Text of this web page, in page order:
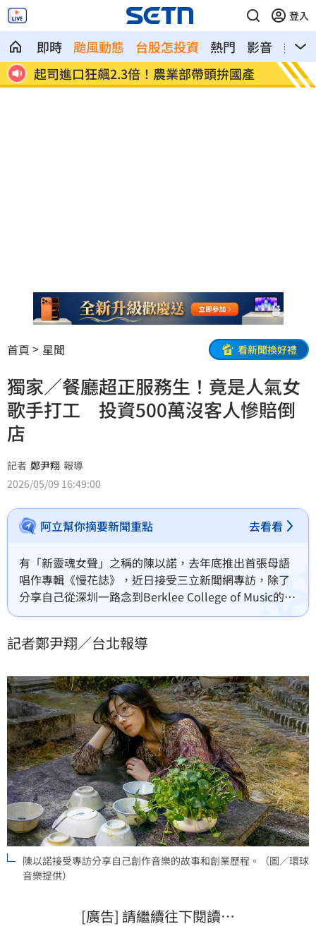
登入
即時 颱風動態 台股怎投資 熱門 影音
熱搜
組
起司進口狂飆2.3倍！農業部帶頭拚國產
小說
金
首頁 星聞 看新聞換好禮
獨家／餐廳超正服務生！竟是人氣女
歌手打工 投資500萬沒客人慘賠倒
店
記者 鄭尹翔 報導
2026/05/09 16:49:00
阿立幫你摘要新聞重點 去看看
有「新靈魂女聲」之稱的陳以諾，去年底推出首張母語
唱作專輯《慢花誌》，近日接受三立新聞網專訪，除了
分享自己從深圳一路念到Berklee College of Music的音
樂成長歷程，也透露曾與爸爸一起跨足副業創業，打造
投資超過500萬台幣慘賠收場，讓她直呼：「餐飲業真
記者鄭尹翔／台北報導
陳以諾接受專訪分享自己創作音樂的故事和創業歷程。（圖／環球
音樂提供）
[廣告] 請繼續往下閱讀…